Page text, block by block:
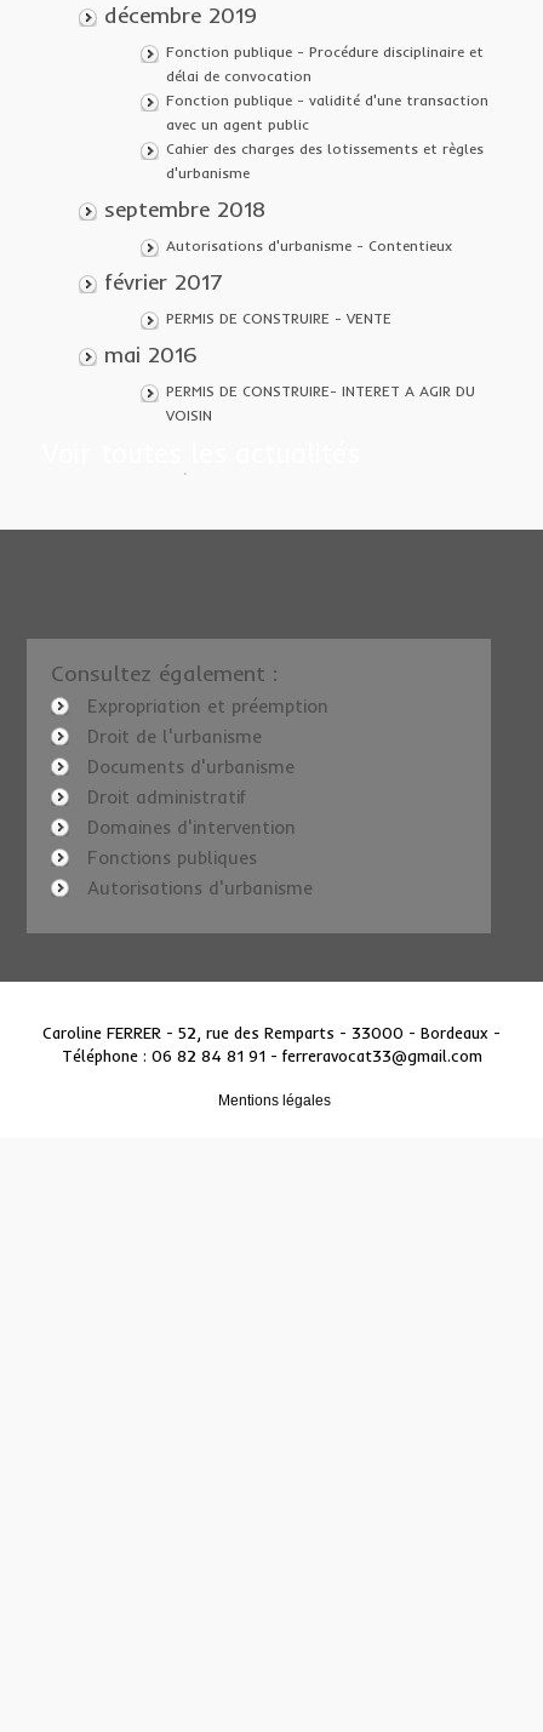
décembre 2019
Fonction publique - Procédure disciplinaire et
délai de convocation
Fonction publique - validité d'une transaction
avec un agent public
Cahier des charges des lotissements et règles
d'urbanisme
septembre 2018
Autorisations d'urbanisme - Contentieux
février 2017
PERMIS DE CONSTRUIRE - VENTE
mai 2016
PERMIS DE CONSTRUIRE- INTERET A AGIR DU
VOISIN
Consultez également :
Expropriation et préemption
Droit de l'urbanisme
Documents d'urbanisme
Droit administratif
Domaines d'intervention
Fonctions publiques
Autorisations d'urbanisme
Caroline FERRER - 52, rue des Remparts - 33000 - Bordeaux -
Téléphone : 06 82 84 81 91 - ferreravocat33@gmail.com
Mentions légales